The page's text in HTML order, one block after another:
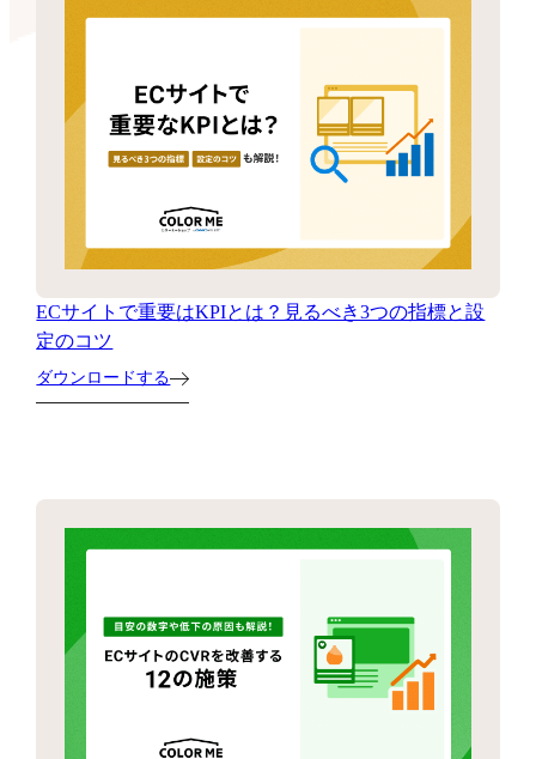
ECサイトで重要はKPIとは？見るべき3つの指標と設
定のコツ
ダウンロードする